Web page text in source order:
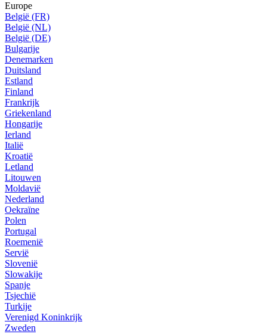
Europe
België (FR)
België (NL)
België (DE)
Bulgarije
Denemarken
Duitsland
Estland
Finland
Frankrijk
Griekenland
Hongarije
Ierland
Italië
Kroatië
Letland
Litouwen
Moldavië
Nederland
Oekraïne
Polen
Portugal
Roemenië
Servië
Slovenië
Slowakije
Spanje
Tsjechië
Turkije
Verenigd Koninkrijk
Zweden